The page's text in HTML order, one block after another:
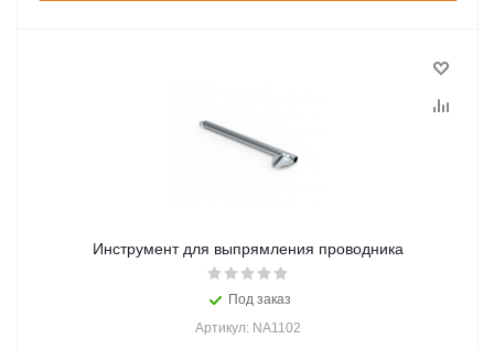
Инструмент для выпрямления проводника
Под заказ
Артикул: NA1102